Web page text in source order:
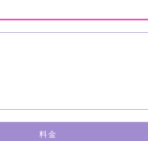
料金